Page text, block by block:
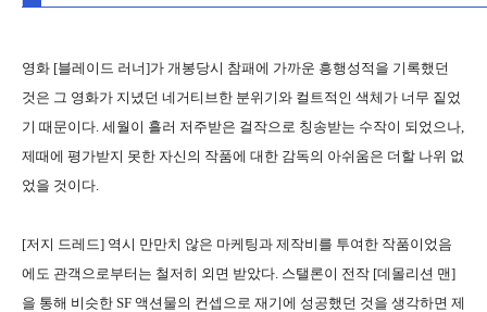
영화 [블레이드 러너]가 개봉당시 참패에 가까운 흥행성적을 기록했던
것은 그 영화가 지녔던 네거티브한 분위기와 컬트적인 색체가 너무 짙었
기 때문이다. 세월이 흘러 저주받은 걸작으로 칭송받는 수작이 되었으나,
제때에 평가받지 못한 자신의 작품에 대한 감독의 아쉬움은 더할 나위 없
었을 것이다.
[저지 드레드] 역시 만만치 않은 마케팅과 제작비를 투여한 작품이었음
에도 관객으로부터는 철저히 외면 받았다. 스탤론이 전작 [데몰리션 맨]
을 통해 비슷한 SF 액션물의 컨셉으로 재기에 성공했던 것을 생각하면 제